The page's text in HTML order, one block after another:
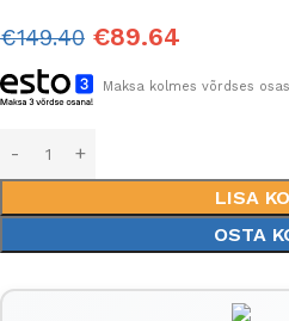
€149.40 €89.64
Maksa kolmes võrdses
LISA
OSTA